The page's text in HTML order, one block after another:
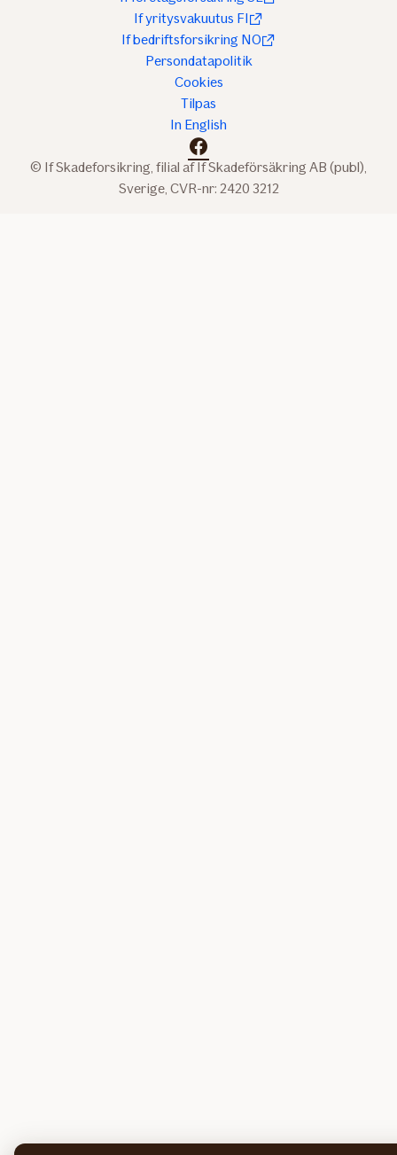
If yritysvakuutus FI
If bedriftsforsikring NO
Persondatapolitik
Cookies
Tilpas
In English
facebook
© If Skadeforsikring, filial af If Skadeförsäkring AB (publ),
Sverige, CVR-nr: 2420 3212